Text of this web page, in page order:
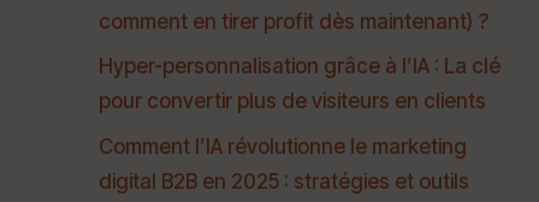
comment en tirer profit dès maintenant) ?
Hyper-personnalisation grâce à l’IA : La clé
pour convertir plus de visiteurs en clients
Comment l’IA révolutionne le marketing
digital B2B en 2025 : stratégies et outils